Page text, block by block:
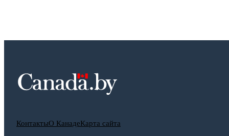
КонтактыО КанадеКарта сайта